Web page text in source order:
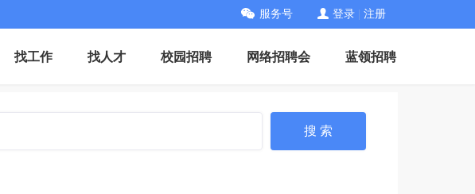
服务号 登录 注册
找工作 找人才 校园招聘 网络招聘会 蓝领招聘
搜 索